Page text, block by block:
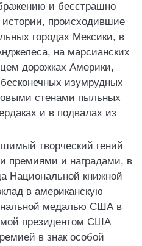
и бесстрашно
происходившие
городах Мексики, в
на марсианских
дорожках Америки,
изумрудных
стенами пыльных
и в подвалах из
творческий гений
премиями и наградами, в
Национальной книжной
в американскую
медалью США в
президентом США
в знак особой